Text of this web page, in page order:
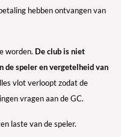
hebben ontvangen van
worden. De club is niet
de speler en vergetelheid van
vlot verloopt zodat de
vragen aan de GC.
laste van de speler.